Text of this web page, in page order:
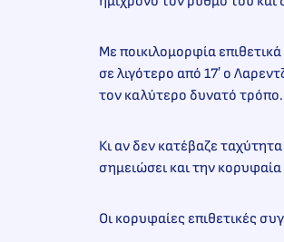
Με ποικιλομορφία
σε λιγότερο από 17′ ο
τον καλύτερο δυνατό τρόπο.
Κι αν δεν κατέβαζε
σημειώσει και την
Οι κορυφαίες επιθετικές